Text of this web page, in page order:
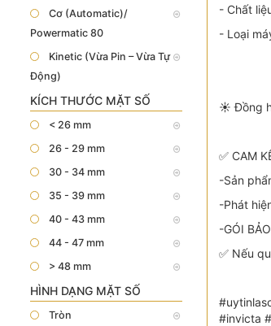
Cơ (Automatic)/
Powermatic 80
Kinetic (Vừa Pin – Vừa Tự
Động)
KÍCH THƯỚC MẶT SỐ
< 26 mm
26 - 29 mm
30 - 34 mm
35 - 39 mm
40 - 43 mm
44 - 47 mm
> 48 mm
HÌNH DẠNG MẶT SỐ
Tròn
- Chất
- Loại
☀️ Đồng
✅ CAM
-Sản
-Phát
-GÓI
✅ Nếu
#invicta